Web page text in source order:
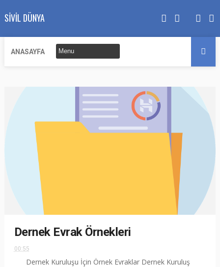
SIVIL DÜNYA
ANASAYFA
Dernek Evrak Örnekleri
00:55
Dernek Kuruluşu İçin Örnek Evraklar Dernek Kuruluş